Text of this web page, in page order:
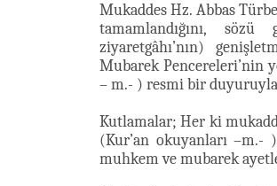
Mukaddes Hz. Abbas
tamamlandığını,
ziyaretgâhı’nın)
Mubarek Pencereleri’nin
– m.- ) resmi bir
Kutlamalar; Her ki
(Kur’an okuyanları –m.-
muhkem ve mubarek